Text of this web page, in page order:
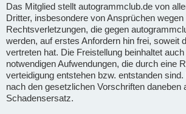
Das Mitglied stellt autogrammclub.de von
Dritter, insbesondere von Ansprüchen wegen
Rechtsverletzungen, die gegen
werden, auf erstes Anfordern hin frei, soweit
vertreten hat. Die Freistellung beinhaltet
notwendigen Aufwendungen, die durch eine
verteidigung entstehen bzw. entstanden
nach den gesetzlichen Vorschriften daneben
Schadensersatz.